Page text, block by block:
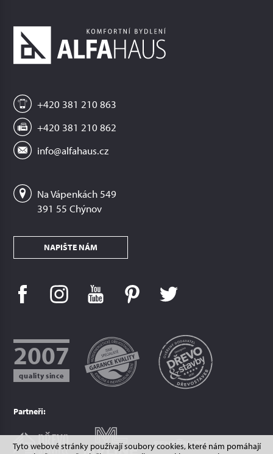
Tyto webové stránky používají soubory cookies, které nám pomáhají
+420 381 210 863
+420 381 210 862
info@alfahaus.cz
Na Vápenkách 549
391 55 Chýnov
NAPIŠTE NÁM
2007
quality since
Partneři: